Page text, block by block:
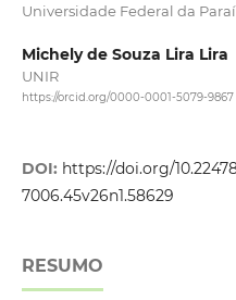
Universidade Federal da
Michely de Souza Lira Lira
UNIR
https://orcid.org/0000-0001-5079-9867
DOI: https://doi.org/
7006.45v26n1.58629
RESUMO